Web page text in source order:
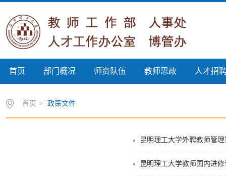
首页 部门概况 师资队伍 教师思政 人才招
首页 > 政策文件
昆明理工大学外聘教师管
昆明理工大学教师国内进